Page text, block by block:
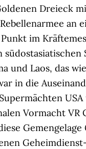
Dreieck
an
im
südostasiatischen
und Laos, das
in die
USA
Vormacht VR
Gemengelage